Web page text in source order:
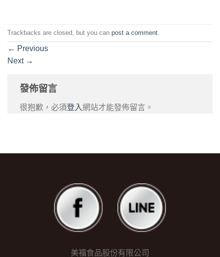
Trackbacks are closed, but you can post a comment
← Previous
Next →
發佈留言
很抱歉，必須登入網站才能發佈留言。
美福食品股份有限公司